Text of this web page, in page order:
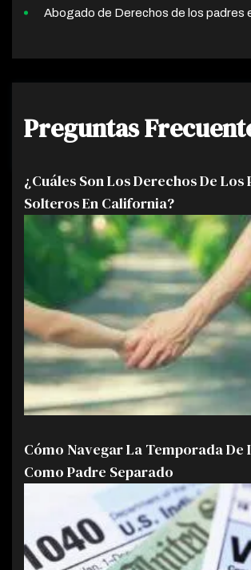
Abogado de Derechos de los padres
Preguntas
¿Cuáles Son Los Derechos De Los
Solteros En California?
Cómo Navegar La Temporada De
Como Padre Separado